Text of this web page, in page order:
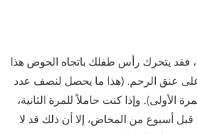
فقد يتحرك رأس طفلك باتجاه الحوض هذا
عنق الرحم. (هذا ما يحصل لنصف عدد
الأولى). وإذا كنت حاملاً للمرة الثانية،
أسبوع من المخاض، إلا أن ذلك قد لا